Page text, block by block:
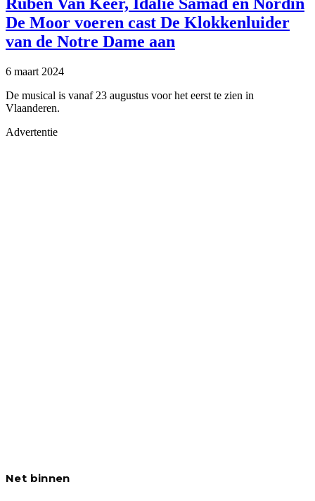
De Moor voeren cast De Klokkenluider
van de Notre Dame aan
6 maart 2024
De musical is vanaf 23 augustus voor het eerst te zien in
Vlaanderen.
Advertentie
Net binnen